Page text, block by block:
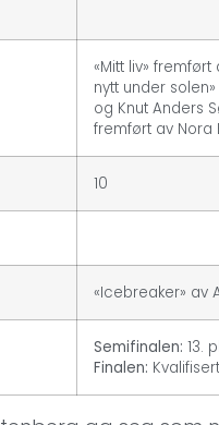
«Mitt liv»
nytt under
og Knut Anders
fremført av Nora
10
«Icebreaker» av
Semifinalen: 13.
Finalen: